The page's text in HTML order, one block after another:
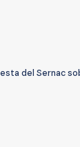
del Sernac